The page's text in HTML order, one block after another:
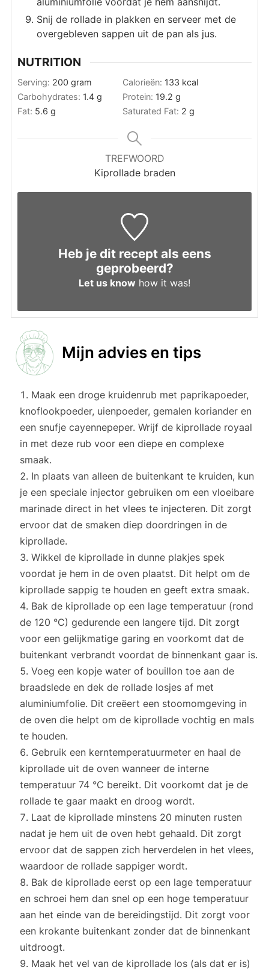
Snij de rollade in plakken en serveer met de
overgebleven sappen uit de pan als jus.
NUTRITION
Serving: 200 gram Calorieën: 133 kcal
Carbohydrates: 1.4 g Protein: 19.2 g
Fat: 5.6 g Saturated Fat: 2 g
TREFWOORD
Kiprollade braden
Heb je dit recept als eens
geprobeerd?
Let us know how it was!
Mijn advies en tips
Maak een droge kruidenrub met paprikapoeder,
knoflookpoeder, uienpoeder, gemalen koriander en
een snufje cayennepeper. Wrijf de kiprollade royaal
in met deze rub voor een diepe en complexe
smaak.
In plaats van alleen de buitenkant te kruiden, kun
je een speciale injector gebruiken om een vloeibare
marinade direct in het vlees te injecteren. Dit zorgt
ervoor dat de smaken diep doordringen in de
kiprollade.
Wikkel de kiprollade in dunne plakjes spek
voordat je hem in de oven plaatst. Dit helpt om de
kiprollade sappig te houden en geeft extra smaak.
Bak de kiprollade op een lage temperatuur (rond
de 120 °C) gedurende een langere tijd. Dit zorgt
voor een gelijkmatige garing en voorkomt dat de
buitenkant verbrandt voordat de binnenkant gaar is.
Voeg een kopje water of bouillon toe aan de
braadslede en dek de rollade losjes af met
aluminiumfolie. Dit creëert een stoomomgeving in
de oven die helpt om de kiprollade vochtig en mals
te houden.
Gebruik een kerntemperatuurmeter en haal de
kiprollade uit de oven wanneer de interne
temperatuur 74 °C bereikt. Dit voorkomt dat je de
rollade te gaar maakt en droog wordt.
Laat de kiprollade minstens 20 minuten rusten
nadat je hem uit de oven hebt gehaald. Dit zorgt
ervoor dat de sappen zich herverdelen in het vlees,
waardoor de rollade sappiger wordt.
Bak de kiprollade eerst op een lage temperatuur
en schroei hem dan snel op een hoge temperatuur
aan het einde van de bereidingstijd. Dit zorgt voor
een krokante buitenkant zonder dat de binnenkant
uitdroogt.
Maak het vel van de kiprollade los (als dat er is)